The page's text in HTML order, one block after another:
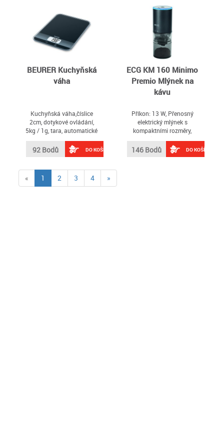
BEURER Kuchyňská
váha
Kuchyňská váha,číslice
2cm, dotykové ovládání,
5kg / 1g, tara, automatické
92 Bodů DO KOŠÍKU
ECG KM 160 Minimo
Premio Mlýnek na
kávu
Příkon: 13 W, Přenosný
elektrický mlýnek s
kompaktními rozměry,
Akumulátorový provoz,
Kónické keramické mlecí
kameny, Napájení pomocí
146 Bodů DO KOŠÍKU
« 1 (current)
2 3 4 »